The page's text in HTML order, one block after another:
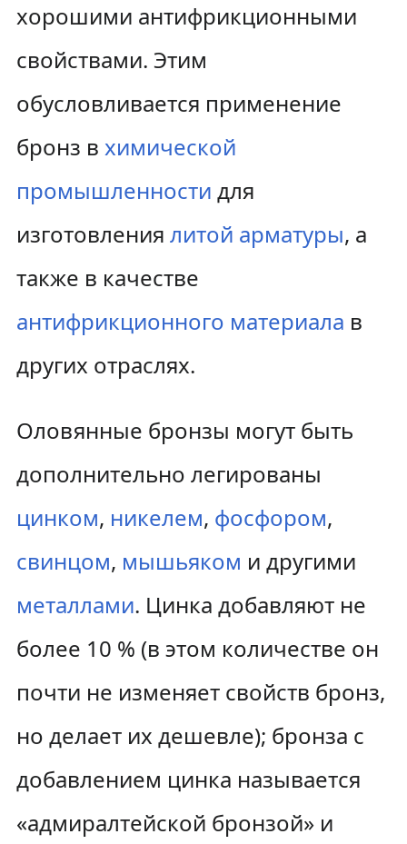
хорошими антифрикционными
свойствами. Этим
обусловливается применение
бронз в химической
промышленности для
изготовления литой арматуры, а
также в качестве
антифрикционного материала в
других отраслях.
Оловянные бронзы могут быть
дополнительно легированы
цинком, никелем, фосфором,
свинцом, мышьяком и другими
металлами. Цинка добавляют не
более 10 % (в этом количестве он
почти не изменяет свойств бронз,
но делает их дешевле); бронза с
добавлением цинка называется
«адмиралтейской бронзой» и